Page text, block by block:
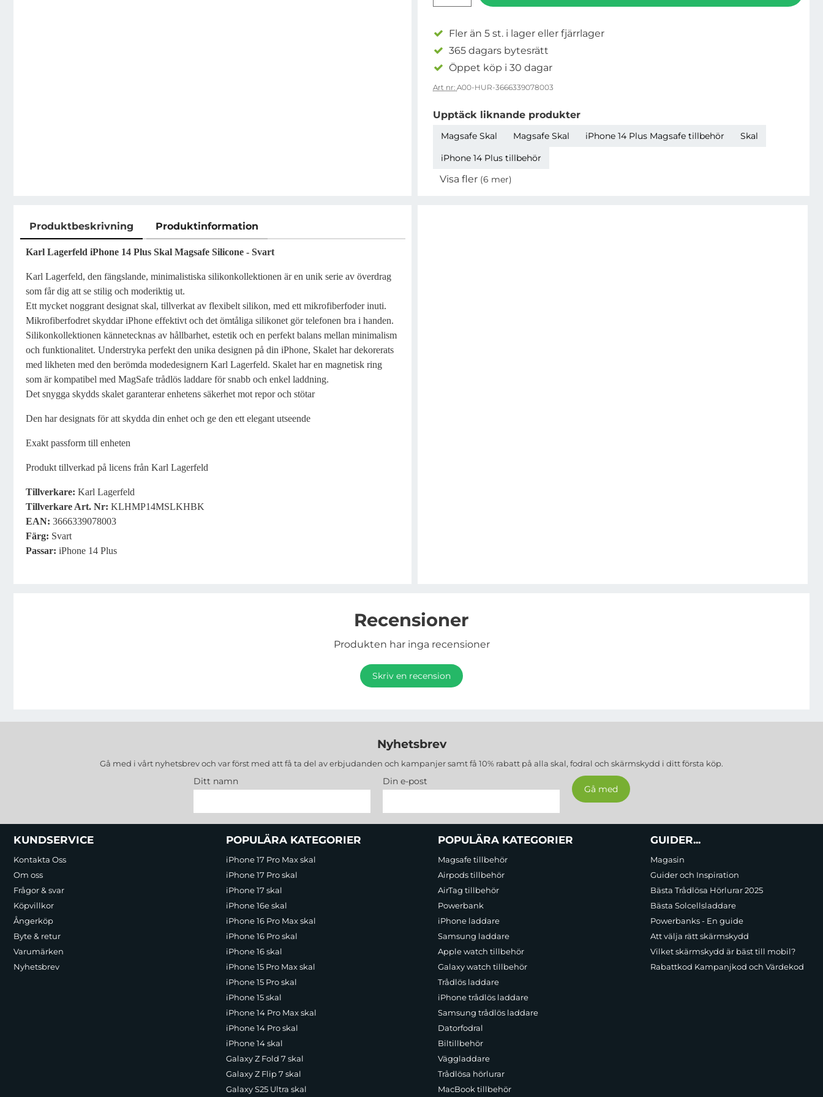
Fler än 5 st. i lager eller fjärrlager
365 dagars bytesrätt
Öppet köp i 30 dagar
Art nr: A00-HUR-3666339078003
Upptäck liknande produkter
Magsafe Skal Magsafe Skal iPhone 14 Plus Magsafe tillbehör
Skal
iPhone 14 Plus tillbehör
Visa fler (6 mer)
Produktbeskrivning Produktinformation
Produktbeskrivning
Karl Lagerfeld iPhone 14 Plus Skal Magsafe Silicone - Svart
Karl Lagerfeld, den fängslande, minimalistiska silikonkollektionen är en unik serie av överdrag
som får dig att se stilig och moderiktig ut.
Ett mycket noggrant designat skal, tillverkat av flexibelt silikon, med ett mikrofiberfoder inuti.
Mikrofiberfodret skyddar iPhone effektivt och det ömtåliga silikonet gör telefonen bra i handen.
Silikonkollektionen kännetecknas av hållbarhet, estetik och en perfekt balans mellan minimalism
och funktionalitet. Understryka perfekt den unika designen på din iPhone, Skalet har dekorerats
med likheten med den berömda modedesignern Karl Lagerfeld. Skalet har en magnetisk ring
som är kompatibel med MagSafe trådlös laddare för snabb och enkel laddning.
Det snygga skydds skalet garanterar enhetens säkerhet mot repor och stötar
Den har designats för att skydda din enhet och ge den ett elegant utseende
Exakt passform till enheten
Produkt tillverkad på licens från Karl Lagerfeld
Tillverkare: Karl Lagerfeld
Tillverkare Art. Nr: KLHMP14MSLKHBK
EAN: 3666339078003
Färg: Svart
Passar: iPhone 14 Plus
Recensioner
Produkten har inga recensioner
Skriv en recension
Nyhetsbrev
Gå med i vårt nyhetsbrev och var först med att få ta del av erbjudanden och kampanjer samt få 10% rabatt på alla skal, fodral och skärmskydd i ditt första köp.
Ditt namn Din e-post
Sidfot Blandad info och länkar
KUNDSERVICE
Kontakta Oss
Om oss
Frågor & svar
Köpvillkor
Ångerköp
Byte & retur
Varumärken
Nyhetsbrev
POPULÄRA KATEGORIER
iPhone 17 Pro Max skal
iPhone 17 Pro skal
iPhone 17 skal
iPhone 16e skal
iPhone 16 Pro Max skal
iPhone 16 Pro skal
iPhone 16 skal
iPhone 15 Pro Max skal
iPhone 15 Pro skal
iPhone 15 skal
iPhone 14 Pro Max skal
iPhone 14 Pro skal
iPhone 14 skal
Galaxy Z Fold 7 skal
Galaxy Z Flip 7 skal
Galaxy S25 Ultra skal
POPULÄRA KATEGORIER
Magsafe tillbehör
Airpods tillbehör
AirTag tillbehör
Powerbank
iPhone laddare
Samsung laddare
Apple watch tillbehör
Galaxy watch tillbehör
Trådlös laddare
iPhone trådlös laddare
Samsung trådlös laddare
Datorfodral
Biltillbehör
Väggladdare
Trådlösa hörlurar
MacBook tillbehör
GUIDER...
Magasin
Guider och Inspiration
Bästa Trådlösa Hörlurar 2025
Bästa Solcellsladdare
Powerbanks - En guide
Att välja rätt skärmskydd
Vilket skärmskydd är bäst till mobil?
Rabattkod Kampanjkod och Värdekod